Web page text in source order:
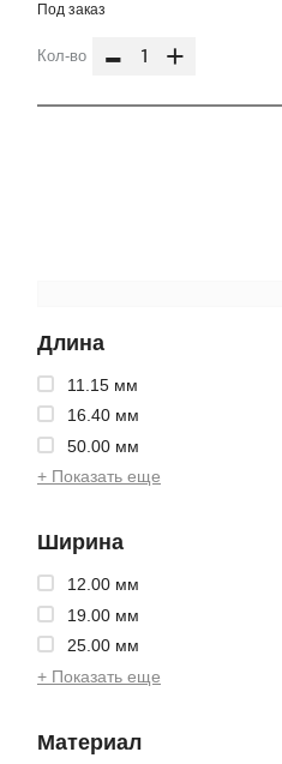
Длина
11.15 мм
16.40 мм
50.00 мм
+ Показать еще
Ширина
12.00 мм
19.00 мм
25.00 мм
+ Показать еще
Материал
Под заказ
Кол-во - +